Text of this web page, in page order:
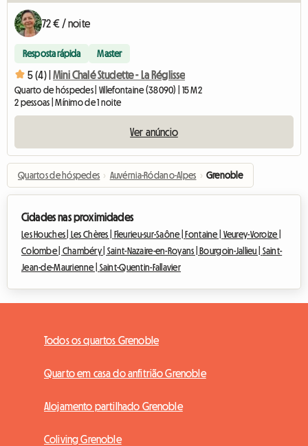
72 € / noite
Resposta rápida Master
5 (4) | Mini Chalé Studette - La Réglisse
Quarto de hóspedes | Villefontaine (38090) | 15 M2
2 pessoas | Mínimo de 1 noite
Ver anúncio
Quartos de hóspedes › Auvérnia-Ródano-Alpes › Grenoble
Cidades nas proximidades
Les Houches | Les Chères | Fleurieu-sur-Saône |Fontaine | Veurey-Voroize |
Colombe | Chambéry | Saint-Nazaire-en-Royans |Bourgoin-Jallieu | Saint-
Jean-de-Maurienne | Saint-Quentin-Fallavier
Todos os quartos Grenoble
Quarto em casa do anfitrião Grenoble
Alojamento partilhado Grenoble
Coliving Grenoble